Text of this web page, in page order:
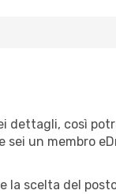
dettagli, così
un membro
scelta del